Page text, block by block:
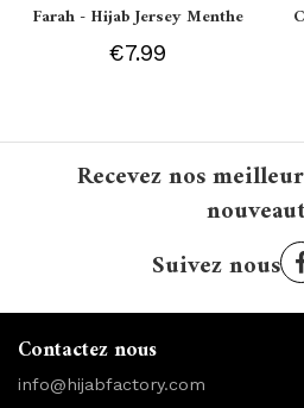
Farah - Hijab Jersey Menthe
€7.99
Recevez nos
Suivez nous
Contactez nous
info@hijabfactory.com